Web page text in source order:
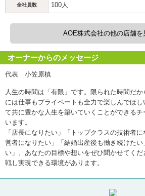
全社員数 100人
AOE株式会社の他の店舗を
オーナーからのメッセージ
代表 小笠原槙
人生の時間は「有限」です。限られた時間だ
には仕事もプライベートも全力で楽しんでほ
て共に豊かな人生を築いていくことができる
います。
「店長になりたい」「トップクラスの技術者
営者になりたい」「結婚出産後も働き続けた
い」、あなたの目標や想いをぜひ聞かせてく
戦し実現できる環境があります。